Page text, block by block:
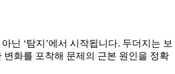
닌 ‘탐지’에서 시작됩니다. 두더지는 보
변화를 포착해 문제의 근본 원인을 정확